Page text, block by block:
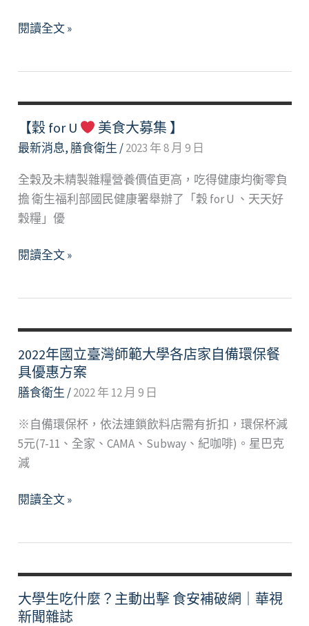
預
非
洲
豬
病
毒，
出
必
不
單
閱讀全文 »
【穀 for U 美食大募集 】
最新消息, 膳食衛生 /2023 年 8 月 9 日
全穀及未精製雜糧營養價值更高，吃得健康均衡零負
擔 衛生福利部國民健康署舉辦了「穀 for U 、天天好
穀糧」優
【穀
美
食
大
募
】
閱讀全文 »
2022年國立臺灣師範大學各店家自備環保餐
具優惠方案
膳食衛生 /2022 年 12 月 9 日
※自備環保杯，依法連鎖飲料店需有折扣，環保杯減
5元(7-11、全家、CAMA、Subway、紀咖啡)。星巴克
減
2022
臺
灣
師
閱讀全文 »
大學生吃什麼？主動出擊 食安補破網｜華視
新聞雜誌